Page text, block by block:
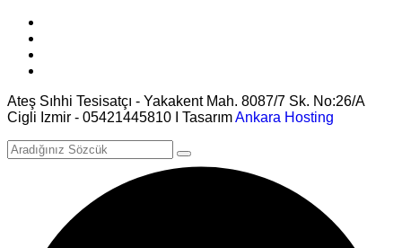
Ateş Sıhhi Tesisatçı - Yakakent Mah. 8087/7 Sk. No:26/A
Cigli Izmir - 05421445810 I TasarımAnkara Hosting